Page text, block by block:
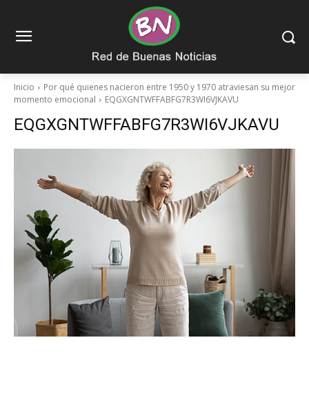
Inicio
Por qué quienes nacieron entre 1950 y 1970 atraviesan su mejor
momento emocional
EQGXGNTWFFABFG7R3WI6VJKAVU
EQGXGNTWFFABFG7R3WI6VJKAVU